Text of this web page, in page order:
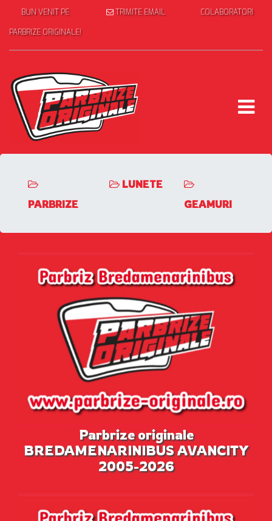
BUN VENIT PE
PARBRIZE ORIGINALE!
TRIMITE EMAIL COLABORATORI
PARBRIZE
LUNETE
GEAMURI
Parbrize originale
BREDAMENARINIBUS AVANCITY
2005-2026